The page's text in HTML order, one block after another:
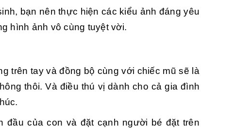
bạn nên thực hiện các kiểu ảnh đáng yêu
hình ảnh vô cùng tuyệt vời.
trên tay và đồng bộ cùng với chiếc mũ sẽ là
thôi. Và điều thú vị dành cho cả gia đình
đầu của con và đặt cạnh người bé đặt trên